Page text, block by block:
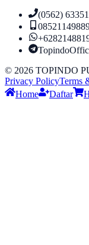
(0562)
© 2026 TOPINDO
Privacy PolicyTerms
Home
Daftar